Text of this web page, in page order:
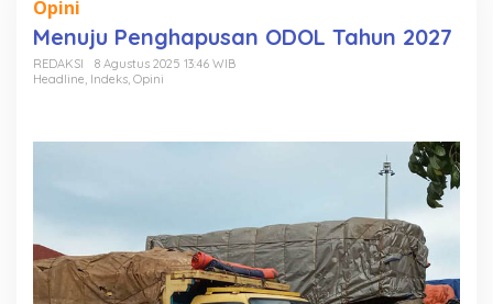
Opini
Menuju Penghapusan ODOL Tahun 2027
REDAKSI
8 Agustus 2025 13:46 WIB
Headline, Indeks, Opini